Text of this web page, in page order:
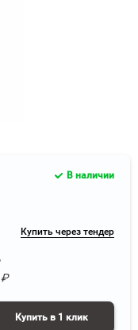
Купить через тендер
₽
Купить в 1 клик
В наличии